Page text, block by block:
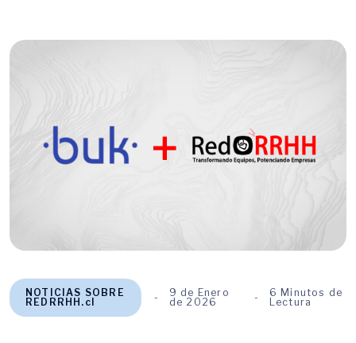
NOTICIAS SOBRE
REDRRHH.cl
9 de Enero
de 2026
6 Minutos de
Lectura